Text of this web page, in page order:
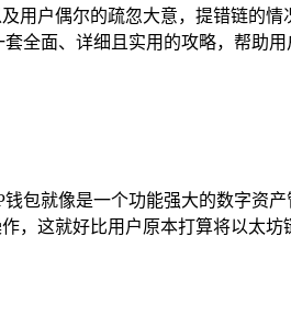
用户偶尔的疏忽大意，提错链的
全面、详细且实用的攻略，帮助
包就像是一个功能强大的数字资
，这就好比用户原本打算将以太